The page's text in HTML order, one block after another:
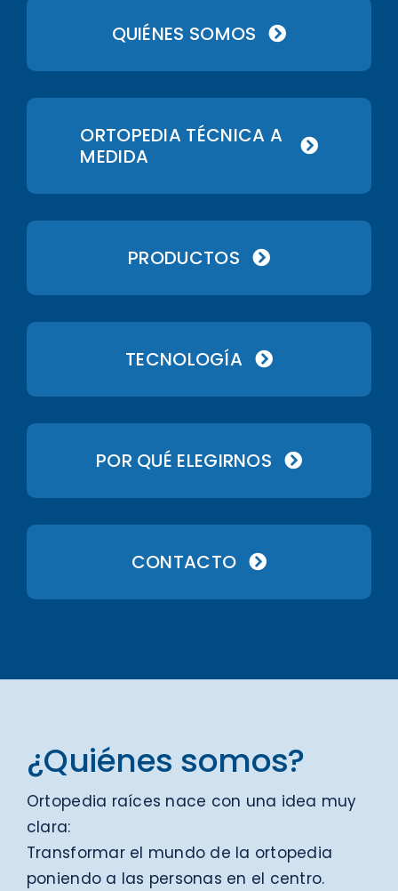
QUIÉNES SOMOS
ORTOPEDIA TÉCNICA A
MEDIDA
TECNOLOGÍA
PRODUCTOS
POR QUÉ ELEGIRNOS
CONTACTO
¿Quiénes somos?
Ortopedia raíces nace con una idea muy
clara:
Transformar el mundo de la ortopedia
poniendo a las personas en el centro.